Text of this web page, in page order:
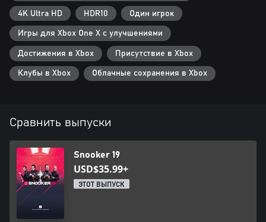
4K Ultra HD HDR10 Один игрок
Игры для Xbox One X с улучшениями
Достижения в Xbox Присутствие в Xbox
Клубы в Xbox Облачные сохранения в Xbox
Сравнить выпуски
Snooker 19
USD$35.99+
ЭТОТ ВЫПУСК